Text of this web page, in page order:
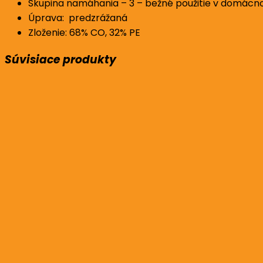
Skupina namáhania – 3 – bežné použitie v
Úprava: predzrážaná
Zloženie: 68% CO, 32% PE
Súvisiace produkty